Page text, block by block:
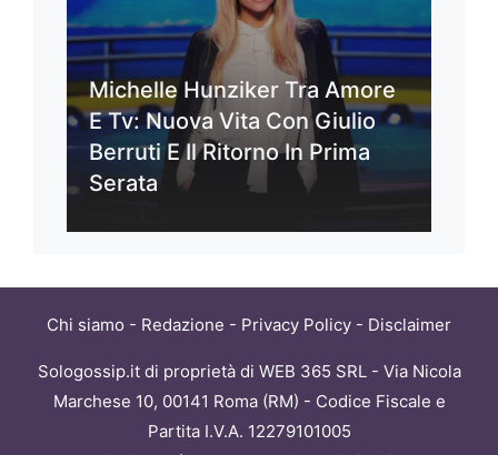
Michelle Hunziker Tra Amore
E Tv: Nuova Vita Con Giulio
Berruti E Il Ritorno In Prima
Serata
Chi siamo - Redazione - Privacy Policy - Disclaimer
Sologossip.it di proprietà di WEB 365 SRL - Via Nicola
Marchese 10, 00141 Roma (RM) - Codice Fiscale e
Partita I.V.A. 12279101005